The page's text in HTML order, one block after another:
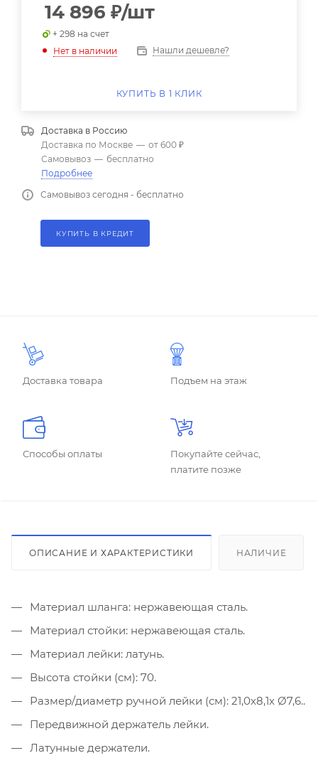
14 896 ₽/шт
+ 298 на счет
Нет в наличии
Нашли дешевле?
КУПИТЬ В 1 КЛИК
Доставка в Россию
Доставка по Москве — от 600 ₽
Самовывоз — бесплатно
Подробнее
Самовывоз сегодня - бесплатно
КУПИТЬ В КРЕДИТ
Доставка товара Подъем на этаж
Способы оплаты
Покупайте сейчас,
платите позже
ОПИСАНИЕ И ХАРАКТЕРИСТИКИ НАЛИЧИЕ
Материал шланга: нержавеющая сталь.
Материал стойки: нержавеющая сталь.
Материал лейки: латунь.
Высота стойки (см): 70.
Размер/диаметр ручной лейки (см): 21,0х8,1х Ø7,6..
Передвижной держатель лейки.
Латунные держатели.